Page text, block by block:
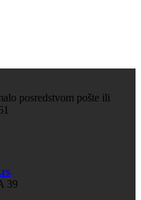
posredstvom pošte ili
39